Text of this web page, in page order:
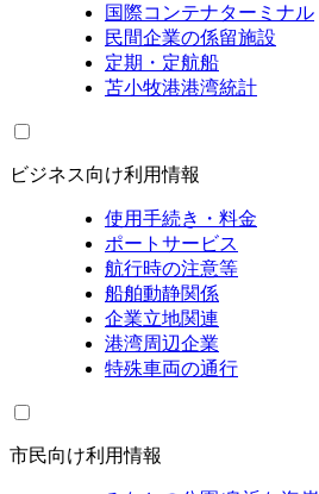
国際コンテナターミナル
民間企業の係留施設
定期・定航船
苫小牧港港湾統計
ビジネス向け利用情報
使用手続き・料金
ポートサービス
航行時の注意等
船舶動静関係
企業立地関連
港湾周辺企業
特殊車両の通行
市民向け利用情報